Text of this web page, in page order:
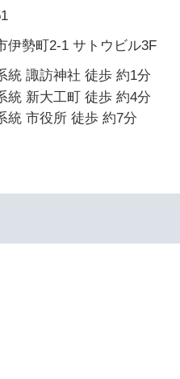
伊勢町2-1 サトウビル3F
統 諏訪神社 徒歩 約1分
統 新大工町 徒歩 約4分
統 市役所 徒歩 約7分